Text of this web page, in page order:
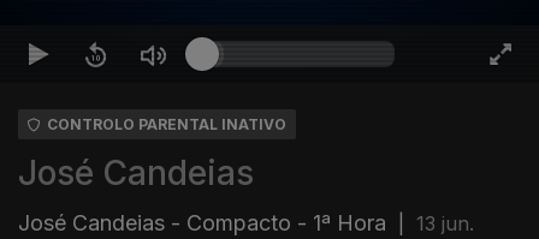
CONTROLO PARENTAL INATIVO
José Candeias
José Candeias - Compacto - 1ª Hora
13 jun.